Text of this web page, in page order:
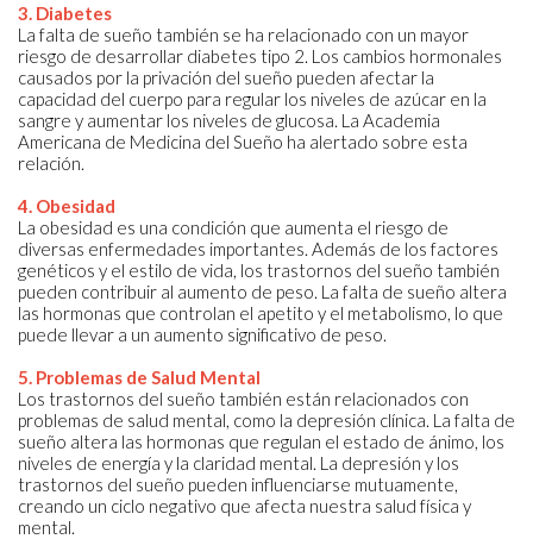
3. Diabetes
La falta de sueño también se ha relacionado con un mayor
riesgo de desarrollar diabetes tipo 2. Los cambios hormonales
causados por la privación del sueño pueden afectar la
capacidad del cuerpo para regular los niveles de azúcar en la
sangre y aumentar los niveles de glucosa. La Academia
Americana de Medicina del Sueño ha alertado sobre esta
relación.
4. Obesidad
La obesidad es una condición que aumenta el riesgo de
diversas enfermedades importantes. Además de los factores
genéticos y el estilo de vida, los trastornos del sueño también
pueden contribuir al aumento de peso. La falta de sueño altera
las hormonas que controlan el apetito y el metabolismo, lo que
puede llevar a un aumento significativo de peso.
5. Problemas de Salud Mental
Los trastornos del sueño también están relacionados con
problemas de salud mental, como la depresión clínica. La falta de
sueño altera las hormonas que regulan el estado de ánimo, los
niveles de energía y la claridad mental. La depresión y los
trastornos del sueño pueden influenciarse mutuamente,
creando un ciclo negativo que afecta nuestra salud física y
mental.